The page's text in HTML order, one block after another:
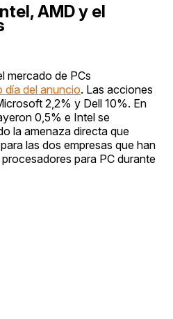
AMD y el
mercado de PCs
día del anuncio. Las acciones
2,2% y Dell 10%. En
0,5% e Intel se
la amenaza directa que
las dos empresas que han
para PC durante